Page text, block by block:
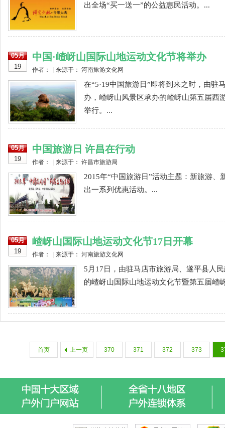
出全场“买一送一”的公益惠民活动。...
05月
19
中国·嵖岈山国际山地运动文化节将举办
作者： | 来源于： 河南旅游文化网
在“5·19中国旅游日”即将到来之时，由
办，嵖岈山风景区承办的嵖岈山第五届西
举行。...
05月
19
中国旅游日 许昌在行动
作者： | 来源于： 许昌市旅游局
2015年“中国旅游日”活动主题：新旅游
出一系列优惠活动。...
05月
19
嵖岈山国际山地运动文化节17日开幕
作者： | 来源于： 河南旅游文化网
5月17日，由驻马店市旅游局、遂平县人
的嵖岈山国际山地运动文化节暨第五届嵖
首页 上一页 370 371 372 373